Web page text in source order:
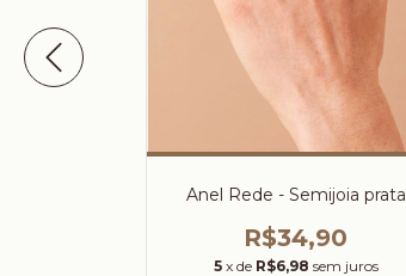
Anel Rede - Semijoia prata
R$34,90
5 x de R$6,98 sem juros